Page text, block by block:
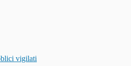
vigilati